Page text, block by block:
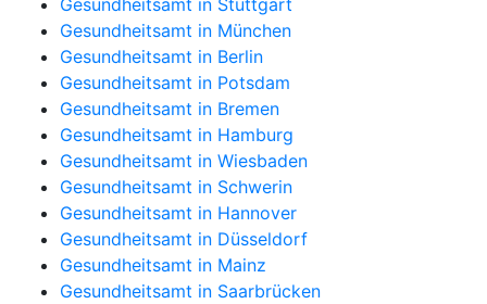
Gesundheitsamt in München
Gesundheitsamt in Berlin
Gesundheitsamt in Potsdam
Gesundheitsamt in Bremen
Gesundheitsamt in Hamburg
Gesundheitsamt in Wiesbaden
Gesundheitsamt in Schwerin
Gesundheitsamt in Hannover
Gesundheitsamt in Düsseldorf
Gesundheitsamt in Mainz
Gesundheitsamt in Saarbrücken